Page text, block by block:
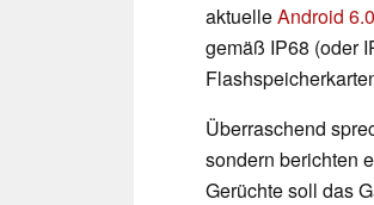
aktuelleAndroid
gemäß IP68 (oder
Überraschend
sondern berichten
Gerüchte soll das